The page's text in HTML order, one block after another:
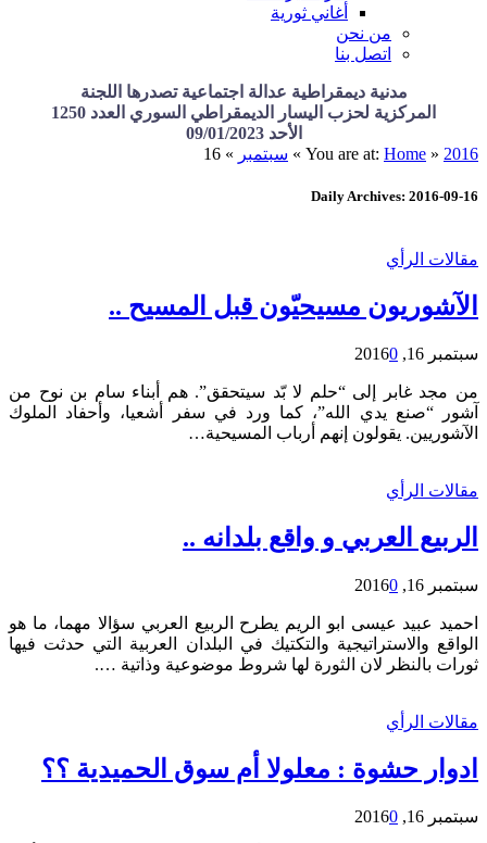
أغاني ثورية
من نحن
اتصل بنا
مدنية ديمقراطية عدالة اجتماعية تصدرها اللجنة
المركزية لحزب اليسار الديمقراطي السوري العدد 1250
الأحد 09/01/2023
You are at: Home » 2016
» سبتمبر »
16
Daily Archives: 2016-09-16
مقالات الرأي
الآشوريون مسيحيّون قبل المسيح ..
سبتمبر 16, 2016 0
من مجد غابر إلى “حلم لا بّد سيتحقق”. هم أبناء سام بن نوح من
آشور “صنع يدي الله”، كما ورد في سفر أشعيا، وأحفاد الملوك
الآشوريين. يقولون إنهم أرباب المسيحية…
مقالات الرأي
الربيع العربي و واقع بلدانه ..
سبتمبر 16, 2016 0
احميد عبيد عيسى ابو الريم يطرح الربيع العربي سؤالا مهما، ما هو
الواقع والاستراتيجية والتكتيك في البلدان العربية التي حدثت فيها
ثورات بالنظر ﻻن الثورة لها شروط موضوعية وذاتية ….
مقالات الرأي
ادوار حشوة : معلولا أم سوق الحميدية ؟؟
سبتمبر 16, 2016 0